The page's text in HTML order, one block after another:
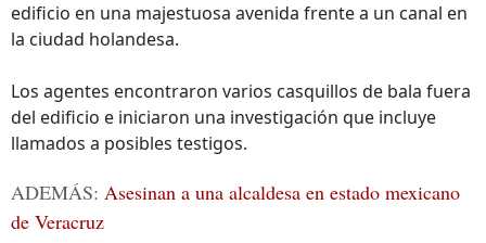
edificio en una majestuosa avenida frente a un canal en
la ciudad holandesa.
Los agentes encontraron varios casquillos de bala fuera
del edificio e iniciaron una investigación que incluye
llamados a posibles testigos.
ADEMÁS: Asesinan a una alcaldesa en estado mexicano
de Veracruz